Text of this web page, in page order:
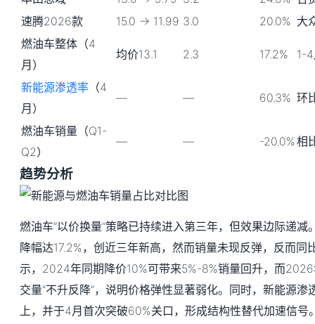
速腾2026款
15.0 → 11.99 3.0 20.0% 大
燃油车整体（4
月）
均价13.1 2.3 17.2% 1-
新能源渗透率 （4
月）
— — 60.3% 环
燃油车销量（Q1-
Q2）
— — -20.0%相
趋势分析
燃油车“以价换量”策略已持续进入第三年，但效果边际递
降幅达17.2%，创近三年新高，然而销量未现反弹，反而同
示，2024年同期降价10%可带来5%-8%销量回升，而
交量“不升反降”，说明价格弹性显著弱化。同时，新能源
上，并于4月首次突破60%关口，形成结构性替代加速信号